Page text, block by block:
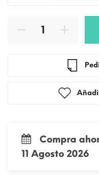
Compra
11 Agosto 2026